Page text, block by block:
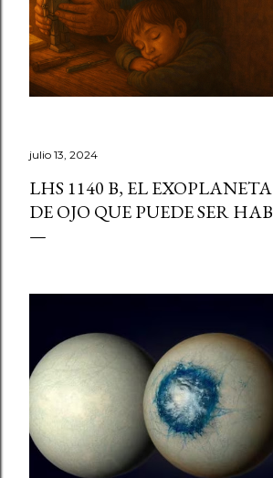
julio 13, 2024
LHS 1140 B, EL
DE OJO QUE PUEDE SER